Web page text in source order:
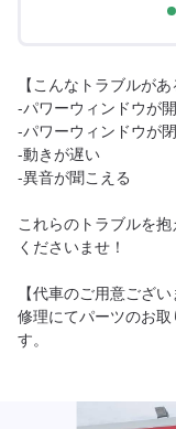
【こんなトラブルが
-パワーウィンドウが
-パワーウィンドウが
-動きが遅い
-異音が聞こえる
これらのトラブルを
くださいませ！
【代車のご用意ござい
修理にてパーツのお